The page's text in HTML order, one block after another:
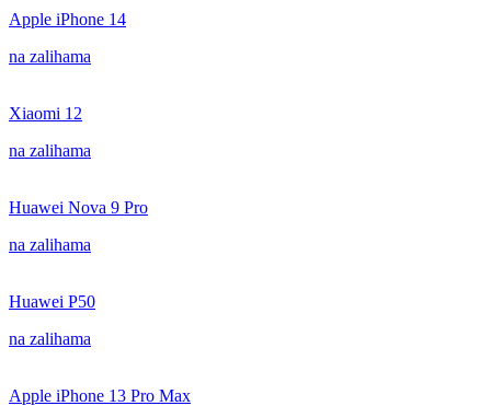
Apple iPhone 14
na zalihama
Xiaomi 12
na zalihama
Huawei Nova 9 Pro
na zalihama
Huawei P50
na zalihama
Apple iPhone 13 Pro Max